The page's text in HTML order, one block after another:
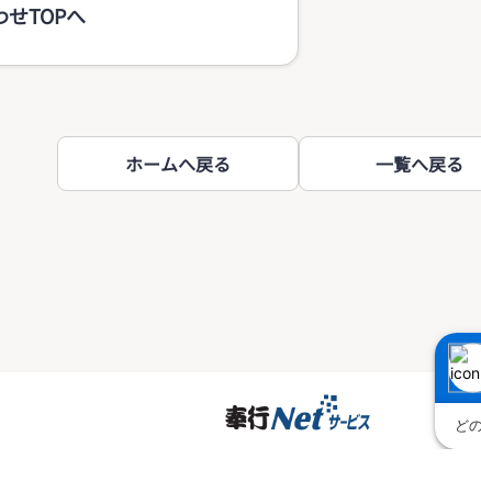
せTOPへ
ホームへ戻る 一覧へ戻る